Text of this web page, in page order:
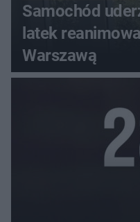
Samochód
latek
Warszawą